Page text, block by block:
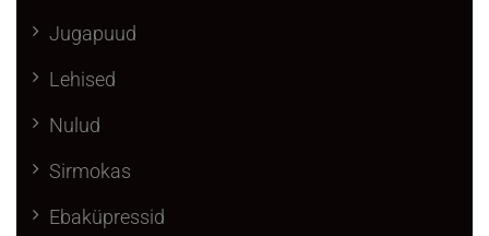
Jugapuud
Lehised
Nulud
Sirmokas
Ebaküpressid